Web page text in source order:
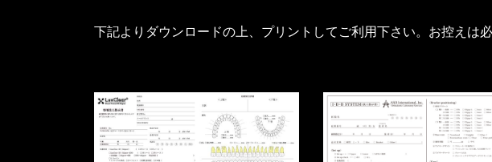
下記よりダウンロードの上、プリントしてご利用下さい。お控えは必